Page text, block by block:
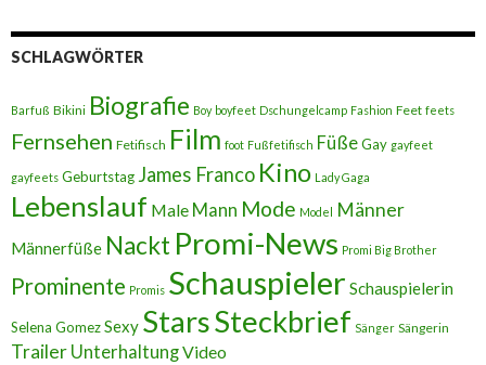
SCHLAGWÖRTER
Barfuß Bikini Biografie Boy boyfeet Dschungelcamp Fashion Feet feets
Fernsehen Fetifisch Film foot Fußfetifisch FüßeGay gayfeet
gayfeets Geburtstag James Franco Kino Lady Gaga
Lebenslauf Male Mann Mode Model Männer
Männerfüße Nackt Promi-News Promi Big Brother
Prominente Promis Schauspieler Schauspielerin
Selena GomezSexy StarsSteckbrief Sänger Sängerin
Trailer UnterhaltungVideo